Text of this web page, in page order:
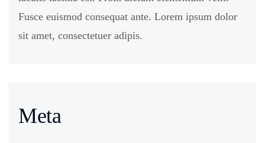
Fusce euismod consequat ante. Lorem ipsum dolor
sit amet, consectetuer adipis.
Meta